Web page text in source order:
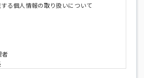
る個人情報の取り扱いについて
者